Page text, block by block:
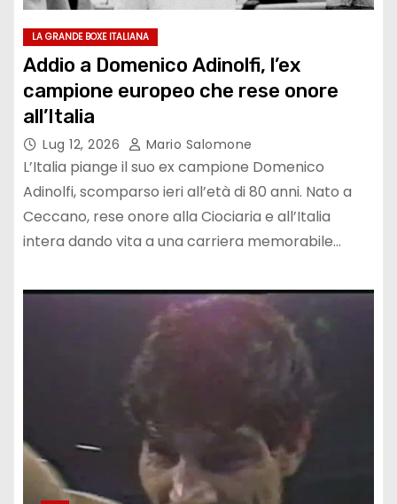
LA GRANDE BOXE ITALIANA
Addio a Domenico Adinolfi, l’ex
campione europeo che rese onore
all’Italia
Lug 12, 2026 Mario Salomone
L’Italia piange il suo ex campione Domenico
Adinolfi, scomparso ieri all’età di 80 anni. Nato a
Ceccano, rese onore alla Ciociaria e all’Italia
intera dando vita a una carriera memorabile…